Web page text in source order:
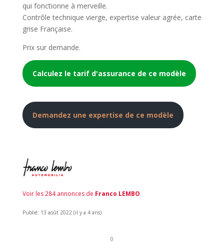
qui fonctionne à merveille.
Contrôle technique vierge, expertise valeur agrée, carte
grise Française.
Prix sur demande.
Calculez le tarif d'assurance de ce modèle
Demandez une expertise de ce modèle
Voir les 284 annonces de Franco LEMBO
Publié: 13 août 2022 (il y a 4 ans)
0